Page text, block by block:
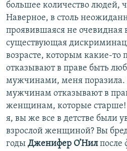
большее количество людей,
Наверное, в столь
проявившаяся не очевидная
существующая
возрасте, которым какие-то
отказывают в праве быть
мужчинами, меня поразила.
мужчинам отказывают в
женщинам, которые
я, вы же все в детстве были
взрослой женщиной? Вы
годы Дженифер О’Нилпосле